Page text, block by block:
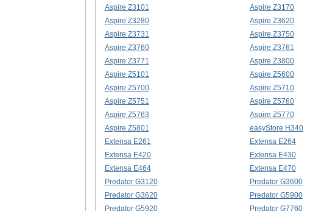
Aspire Z3101
Aspire Z3170
Aspire Z3280
Aspire Z3620
Aspire Z3731
Aspire Z3750
Aspire Z3760
Aspire Z3761
Aspire Z3771
Aspire Z3800
Aspire Z5101
Aspire Z5600
Aspire Z5700
Aspire Z5710
Aspire Z5751
Aspire Z5760
Aspire Z5763
Aspire Z5770
Aspire Z5801
easyStore H340
Extensa E261
Extensa E264
Extensa E420
Extensa E430
Extensa E464
Extensa E470
Predator G3120
Predator G3600
Predator G3620
Predator G5900
Predator G5920
Predator G7760